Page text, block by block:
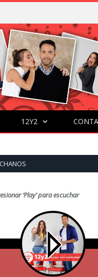
12Y2
‘Play’ para escuchar